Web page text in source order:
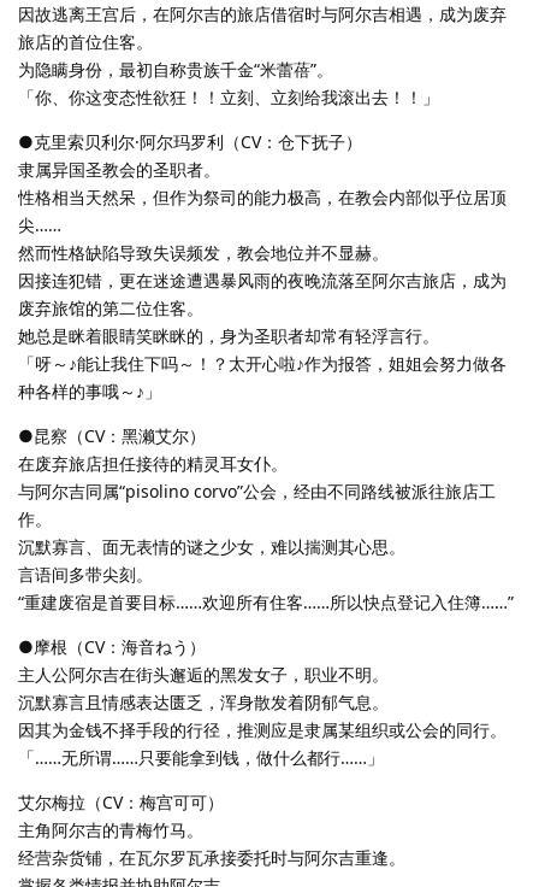
因故逃离王宫后，在阿尔吉的旅店借宿时与阿尔吉相遇，成为废弃
旅店的首位住客。
为隐瞒身份，最初自称贵族千金“米蕾蓓”。
「你、你这变态性欲狂！！立刻、立刻给我滚出去！！」
●克里索贝利尔·阿尔玛罗利（CV：仓下抚子）
隶属异国圣教会的圣职者。
性格相当天然呆，但作为祭司的能力极高，在教会内部似乎位居顶
尖……
然而性格缺陷导致失误频发，教会地位并不显赫。
因接连犯错，更在迷途遭遇暴风雨的夜晚流落至阿尔吉旅店，成为
废弃旅馆的第二位住客。
她总是眯着眼睛笑眯眯的，身为圣职者却常有轻浮言行。
「呀～♪能让我住下吗～！？太开心啦♪作为报答，姐姐会努力做各
种各样的事哦～♪」
●昆察（CV：黑濑艾尔）
在废弃旅店担任接待的精灵耳女仆。
与阿尔吉同属“pisolino corvo”公会，经由不同路线被派往旅店工
作。
沉默寡言、面无表情的谜之少女，难以揣测其心思。
言语间多带尖刻。
“重建废宿是首要目标……欢迎所有住客……所以快点登记入住簿……”
●摩根（CV：海音ねう）
主人公阿尔吉在街头邂逅的黑发女子，职业不明。
沉默寡言且情感表达匮乏，浑身散发着阴郁气息。
因其为金钱不择手段的行径，推测应是隶属某组织或公会的同行。
「……无所谓……只要能拿到钱，做什么都行……」
艾尔梅拉（CV：梅宫可可）
主角阿尔吉的青梅竹马。
经营杂货铺，在瓦尔罗瓦承接委托时与阿尔吉重逢。